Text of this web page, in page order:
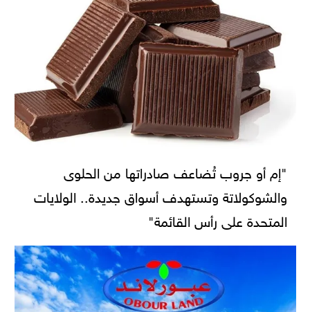
"إم أو جروب تُضاعف صادراتها من الحلوى
والشوكولاتة وتستهدف أسواق جديدة.. الولايات
المتحدة على رأس القائمة"